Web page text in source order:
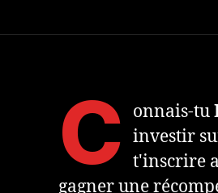
C onnais-tu
investir
t'inscrire
gagner une